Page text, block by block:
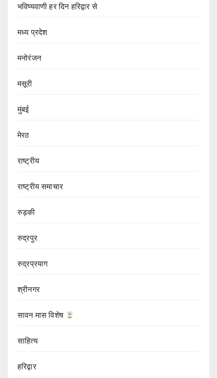
भविष्यवाणी हर दिन हरिद्वार से
मध्य प्रदेश
मनोरंजन
मसूरी
मुंबई
मेरठ
राष्ट्रीय
राष्ट्रीय समाचार
रुड़की
रुद्रपुर
रुद्रप्रयाग
श्रीनगर
सावन मास विशेष
साहित्य
हरिद्वार